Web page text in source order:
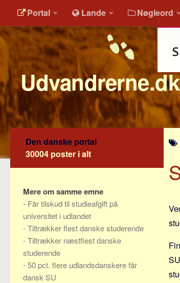
Portal Lande Nøgleord
Udvandrerne.dk
Den danske portal
30004 poster i alt
Mere om samme emne
- Får tilskud til studieafgift på
universitet i udlandet
-Tiltrækker flest danske studerende
-Tiltrækker næstflest danske
studerende
-50 pct. flere udlandsdanskere får
dansk SU